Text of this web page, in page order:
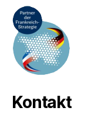
Kontakt